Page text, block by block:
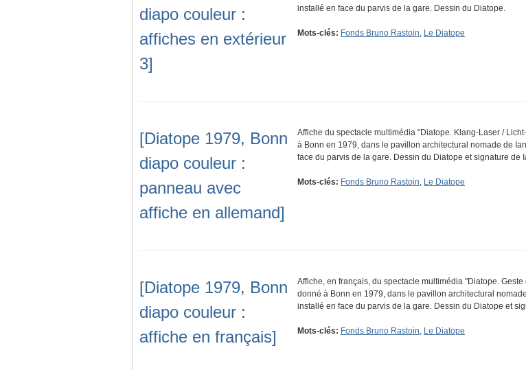
diapo couleur :
affiches en extérieur
3]
installé en face du parvis de la gare. Dessin du Diatope.
Mots-clés: Fonds Bruno Rastoin, Le Diatope
[Diatope 1979, Bonn
diapo couleur :
panneau avec
affiche en allemand]
Affiche du spectacle multimédia "Diatope. Klang-Laser /
à Bonn en 1979, dans le pavillon architectural nomade de
face du parvis de la gare. Dessin du Diatope et signature de
Mots-clés: Fonds Bruno Rastoin, Le Diatope
[Diatope 1979, Bonn
diapo couleur :
affiche en français]
Affiche, en français, du spectacle multimédia "Diatope.
donné à Bonn en 1979, dans le pavillon architectural
installé en face du parvis de la gare. Dessin du Diatope et
Mots-clés: Fonds Bruno Rastoin, Le Diatope